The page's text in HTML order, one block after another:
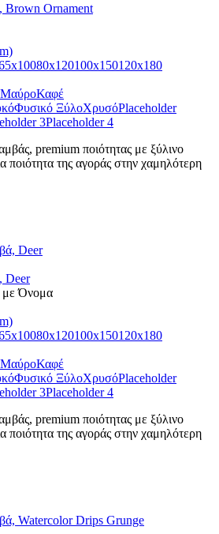
Brown Ornament
80x120100x150120x180
ΜαύροΚαφέ
Φυσικό ΞύλοΧρυσόPlaceholder
3Placeholder 4
premium ποιότητας με ξύλινο
ποιότητα της αγοράς στην χαμηλότερη
Deer
με Όνομα
80x120100x150120x180
ΜαύροΚαφέ
Φυσικό ΞύλοΧρυσόPlaceholder
3Placeholder 4
premium ποιότητας με ξύλινο
ποιότητα της αγοράς στην χαμηλότερη